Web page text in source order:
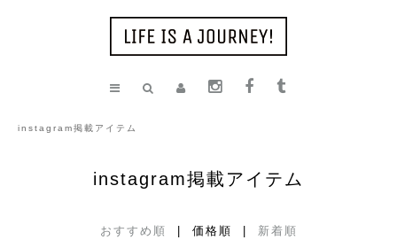
instagram掲載アイテム
instagram掲載アイテム
おすすめ順 | 価格順 | 新着順